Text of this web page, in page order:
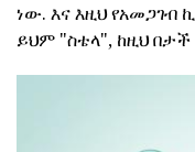
ነው. እና እዚህ
ይህም "ስቴላ", ከዚህ በታች